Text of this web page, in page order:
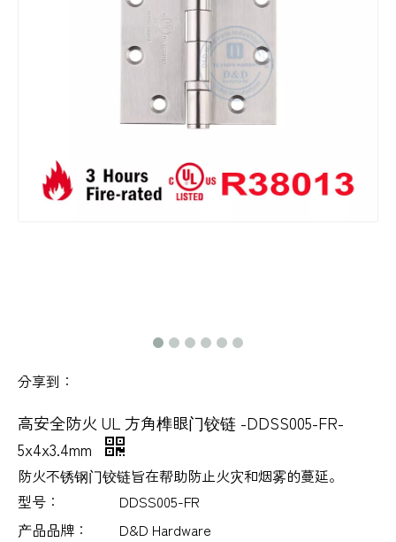
分享到：
高安全防火 UL 方角榫眼门铰链 -DDSS005-FR-
5x4x3.4mm
防火不锈钢门铰链旨在帮助防止火灾和烟雾的蔓延。
型号：
DDSS005-FR
产品品牌：
D&D Hardware